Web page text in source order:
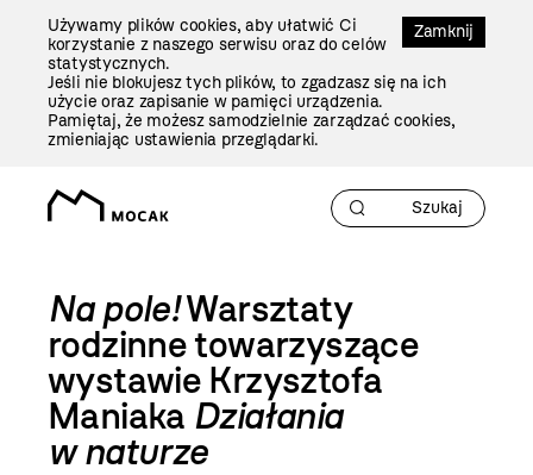
Zamknij
Używamy plików cookies, aby ułatwić Ci
korzystanie z naszego serwisu oraz do celów
statystycznych.
Jeśli nie blokujesz tych plików, to zgadzasz się na ich
użycie oraz zapisanie w pamięci urządzenia.
Pamiętaj, że możesz samodzielnie zarządzać cookies,
zmieniając ustawienia przeglądarki.
Na pole!Warsztaty
rodzinne towarzyszące
wystawie Krzysztofa
Maniaka Działania
w naturze